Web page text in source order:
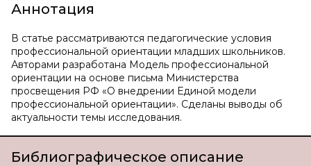
Аннотация
В статье рассматриваются педагогические условия
профессиональной ориентации младших школьников.
Авторами разработана Модель профессиональной
ориентации на основе письма Министерства
просвещения РФ «О внедрении Единой модели
профессиональной ориентации». Сделаны выводы об
актуальности темы исследования.
Библиографическое описание